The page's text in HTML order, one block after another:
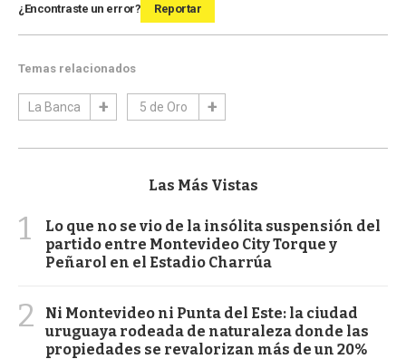
¿Encontraste un error? Reportar
Temas relacionados
La Banca 5 de Oro
Las Más Vistas
1
Lo que no se vio de la insólita suspensión del
partido entre Montevideo City Torque y
Peñarol en el Estadio Charrúa
2
Ni Montevideo ni Punta del Este: la ciudad
uruguaya rodeada de naturaleza donde las
propiedades se revalorizan más de un 20%